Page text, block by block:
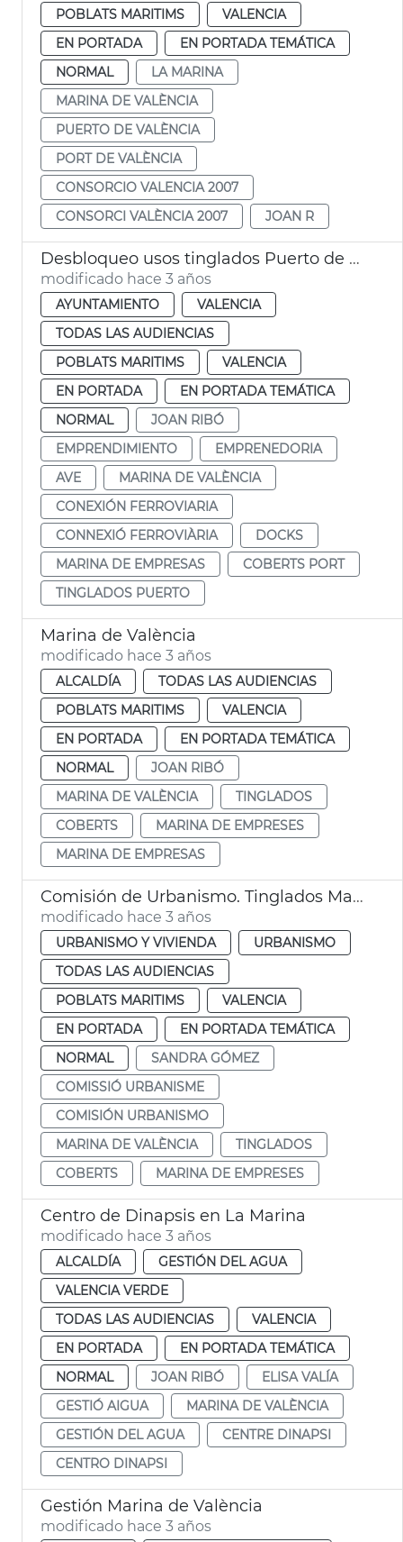
POBLATS MARITIMS
VALENCIA
EN PORTADA
EN PORTADA TEMÁTICA
NORMAL
LA MARINA
MARINA DE VALÈNCIA
PUERTO DE VALÈNCIA
PORT DE VALÈNCIA
CONSORCIO VALENCIA 2007
CONSORCI VALÈNCIA 2007
JOAN R
Desbloqueo usos tinglados Puerto de València
modificado hace 3 años
AYUNTAMIENTO
VALENCIA
TODAS LAS AUDIENCIAS
POBLATS MARITIMS
VALENCIA
EN PORTADA
EN PORTADA TEMÁTICA
NORMAL
JOAN RIBÓ
EMPRENDIMIENTO
EMPRENEDORIA
AVE
MARINA DE VALÈNCIA
CONEXIÓN FERROVIARIA
CONNEXIÓ FERROVIÀRIA
DOCKS
MARINA DE EMPRESAS
COBERTS PORT
TINGLADOS PUERTO
Marina de València
modificado hace 3 años
ALCALDÍA
TODAS LAS AUDIENCIAS
POBLATS MARITIMS
VALENCIA
EN PORTADA
EN PORTADA TEMÁTICA
NORMAL
JOAN RIBÓ
MARINA DE VALÈNCIA
TINGLADOS
COBERTS
MARINA DE EMPRESES
MARINA DE EMPRESAS
Comisión de Urbanismo. Tinglados Marina
modificado hace 3 años
URBANISMO Y VIVIENDA
URBANISMO
TODAS LAS AUDIENCIAS
POBLATS MARITIMS
VALENCIA
EN PORTADA
EN PORTADA TEMÁTICA
NORMAL
SANDRA GÓMEZ
COMISSIÓ URBANISME
COMISIÓN URBANISMO
MARINA DE VALÈNCIA
TINGLADOS
COBERTS
MARINA DE EMPRESES
Centro de Dinapsis en La Marina
modificado hace 3 años
ALCALDÍA
GESTIÓN DEL AGUA
VALENCIA VERDE
TODAS LAS AUDIENCIAS
VALENCIA
EN PORTADA
EN PORTADA TEMÁTICA
NORMAL
JOAN RIBÓ
ELISA VALÍA
GESTIÓ AIGUA
MARINA DE VALÈNCIA
GESTIÓN DEL AGUA
CENTRE DINAPSI
CENTRO DINAPSI
Gestión Marina de València
modificado hace 3 años